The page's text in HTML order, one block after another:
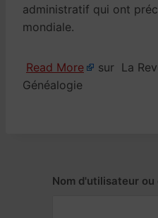
administratif qui ont
mondiale.
Read More
sur La
Généalogie
Nom d'utilisateur ou